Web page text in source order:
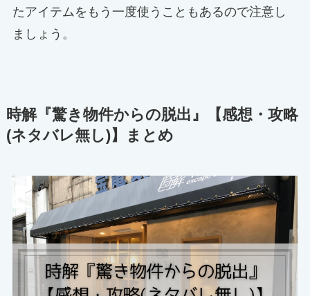
たアイテムをもう一度使うこともあるので注意し
ましょう。
時解『驚き物件からの脱出』【感想・攻略
(ネタバレ無し)】まとめ